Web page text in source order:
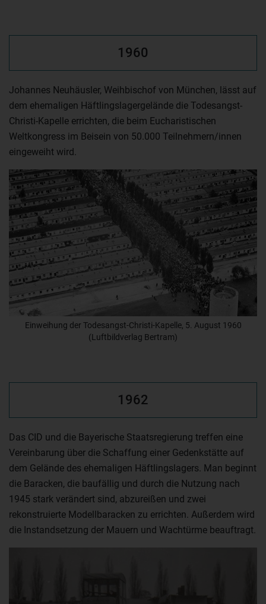
1960
Johannes Neuhäusler, Weihbischof von München, lässt auf
dem ehemaligen Häftlingslagergelände die Todesangst-
Christi-Kapelle errichten, die beim Eucharistischen
Weltkongress im Beisein von 50.000 Teilnehmern/innen
eingeweiht wird.
Einweihung der Todesangst-Christi-Kapelle, 5. August 1960
(Luftbildverlag Bertram)
1962
Das CID und die Bayerische Staatsregierung treffen eine
Vereinbarung über die Schaffung einer Gedenkstätte auf
dem Gelände des ehemaligen Häftlingslagers. Man beginnt
die Baracken, die baufällig und durch die Nutzung nach
1945 stark verändert sind, abzureißen und zwei
rekonstruierte Modellbaracken zu errichten. Außerdem wird
die Instandsetzung der Mauern und Wachtürme beauftragt.